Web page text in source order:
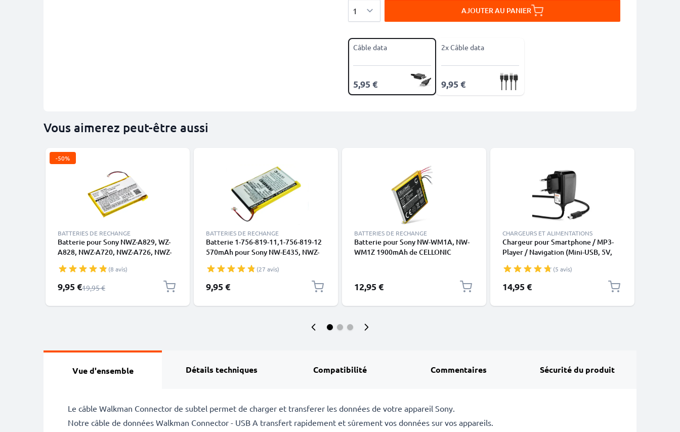
AJOUTER AU PANIER
Câble data
5,95 €
2x Câble data
9,95 €
Vous aimerez peut-être aussi
-50%
BATTERIES DE RECHANGE
Batterie pour Sony NWZ-A829, WZ-
A828, NWZ-A720, NWZ-A726, NWZ-
A729, NWZ-S738, NWZ-S738F,
LIS1374HNPA - 650mAh 3.7V de
CELLONIC
(8 avis)
Prix spécial
9,95 €Prix normal
19,95 €
BATTERIES DE RECHANGE
Batterie 1-756-819-11,1-756-819-12
570mAh pour Sony NW-E435, NWZ-
(27 avis)
9,95 €
BATTERIES DE RECHANGE
Batterie pour Sony NW-WM1A, NW-
WM1Z 1900mAh de CELLONIC
12,95 €
CHARGEURS ET ALIMENTATIONS
Chargeur pour Smartphone / MP3-
Player / Navigation (Mini-USB, 5V,
2A / 2000mA, Cordon / Câble de
Charge 1,2m
(5 avis)
14,95 €
Vue d'ensemble Détails techniques Compatibilité Commentaires Sécurité du produit
Le câble Walkman Connector de subtel permet de charger et transferer les données de votre appareil Sony.
Notre câble de données Walkman Connector - USB A transfert rapidement et sûrement vos données sur vos appareils.